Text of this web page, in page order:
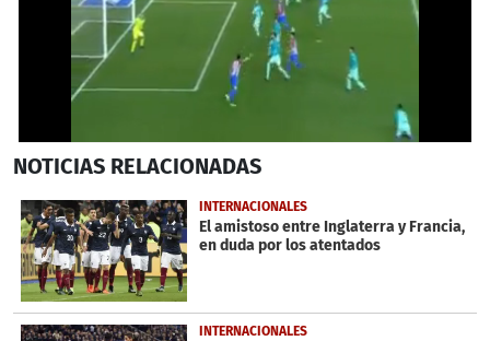
seconds
31
seconds
NOTICIAS RELACIONADAS
INTERNACIONALES
El amistoso entre Inglaterra y Francia,
en duda por los atentados
INTERNACIONALES